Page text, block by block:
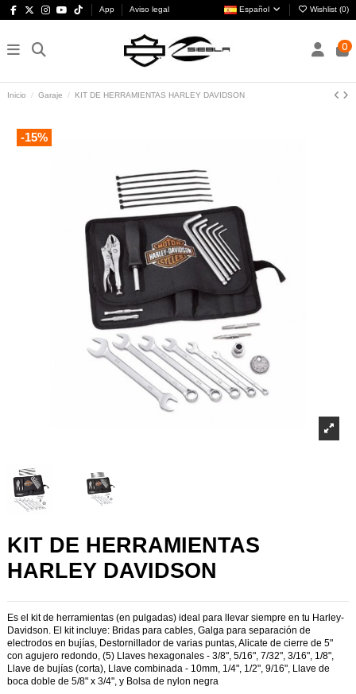
App Aviso legal Español Wishlist (0)
0
Inicio Garaje KIT DE HERRAMIENTAS HARLEY DAVIDSON
-15%
KIT DE HERRAMIENTAS
HARLEY DAVIDSON
Es el kit de herramientas (en pulgadas) ideal para llevar siempre en tu Harley-
Davidson. El kit incluye: Bridas para cables, Galga para separación de
electrodos en bujías, Destornillador de varias puntas, Alicate de cierre de 5"
con agujero redondo, (5) Llaves hexagonales - 3/8", 5/16", 7/32", 3/16", 1/8",
Llave de bujías (corta), Llave combinada - 10mm, 1/4", 1/2", 9/16", Llave de
boca doble de 5/8" x 3/4", y Bolsa de nylon negra